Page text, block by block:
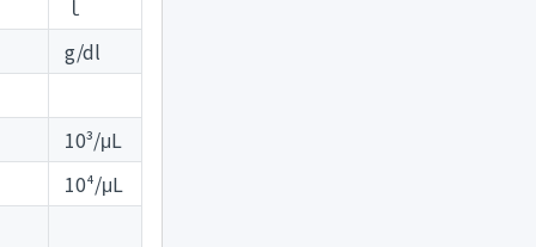
ｌ
g/dl
10³/μL
10⁴/μL